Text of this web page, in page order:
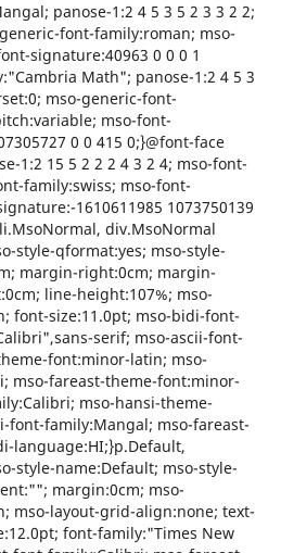
panose-1:2 4 5 3 5 2 3 3 2 2;
font-family:roman; mso-
signature:40963 0 0 0 1
Math"; panose-1:2 4 5 3
mso-generic-font-
mso-font-
0 0 415 0;}@font-face
1:2 15 5 2 2 2 4 3 2 4; mso-font-
family:swiss; mso-font-
1610611985 1073750139
div.MsoNormal
style-qformat:yes; mso-style-
margin-right:0cm; margin-
line-height:107%; mso-
font-size:11.0pt; mso-bidi-font-
serif; mso-ascii-font-
font:minor-latin; mso-
mso-fareast-theme-font:minor-
mso-hansi-theme-
family:Mangal; mso-fareast-
language:HI;}p.Default,
style-name:Default; mso-style-
margin:0cm; mso-
mso-layout-grid-align:none; text-
font-family:"Times New